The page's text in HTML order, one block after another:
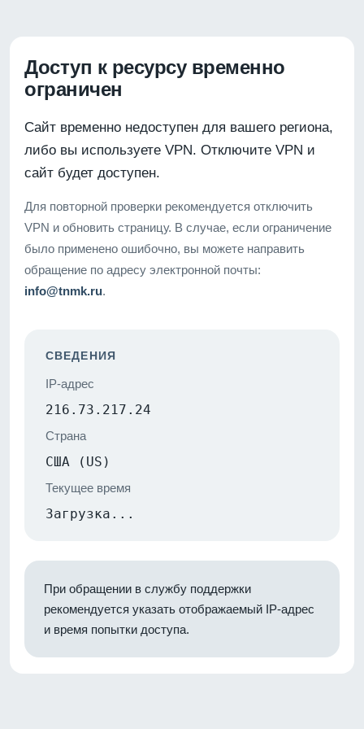
Доступ к ресурсу временно
ограничен
Сайт временно недоступен для вашего региона,
либо вы используете VPN. Отключите VPN и
сайт будет доступен.
Для повторной проверки рекомендуется отключить
VPN и обновить страницу. В случае, если ограничение
было применено ошибочно, вы можете направить
обращение по адресу электронной почты:
info@tnmk.ru.
СВЕДЕНИЯ
IP-адрес
216.73.217.24
Страна
США (US)
Текущее время
Загрузка...
При обращении в службу поддержки
рекомендуется указать отображаемый IP-адрес
и время попытки доступа.